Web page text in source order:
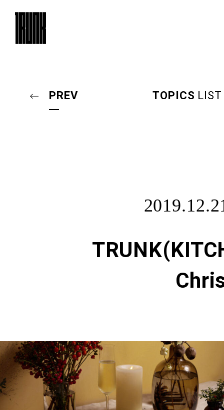
TRUNK （HOTEL）
イベントアーカイブ
TRUNK（STAY）
RESERVATION
ROOM & FLIGHTS
GUEST ROOMS
CONCEPT
INTERIOR
ACTIVITIES
インフォメーション
雰囲気
TRUNK （KUSHI）
INFORMATION
CONCEPT
PREV TOPICS LIST